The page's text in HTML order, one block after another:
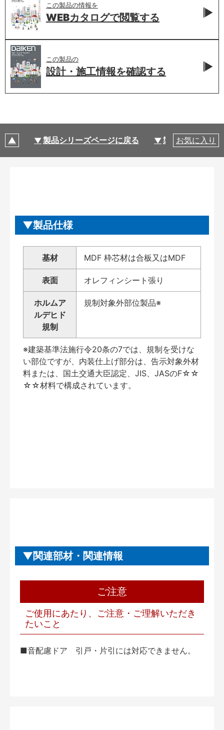
この製品の情報を
WEBカタログで閲覧する
この製品の
設計・施工情報を確認する
製品シリーズページに戻る 製品仕様
お気に入り
製品仕様
基材 MDF 枠芯材は合板又はMDF
表面 オレフィンシート張り
ホルムア
ルデヒド
規制
規制対象外部位製品※
※建築基準法施行令20条の7では、規制を受けな
い部位ですが、内装仕上げ部分は、告示対象外材
料または、国土交通大臣認定、JIS、JASのF☆☆
☆☆材料で構成されています。
関連部材・関連情報
ご注意
ご使用にあたり、ご注意・ご理解いただき
たいこと
■音配慮ドア 引戸・片引には対応できません。